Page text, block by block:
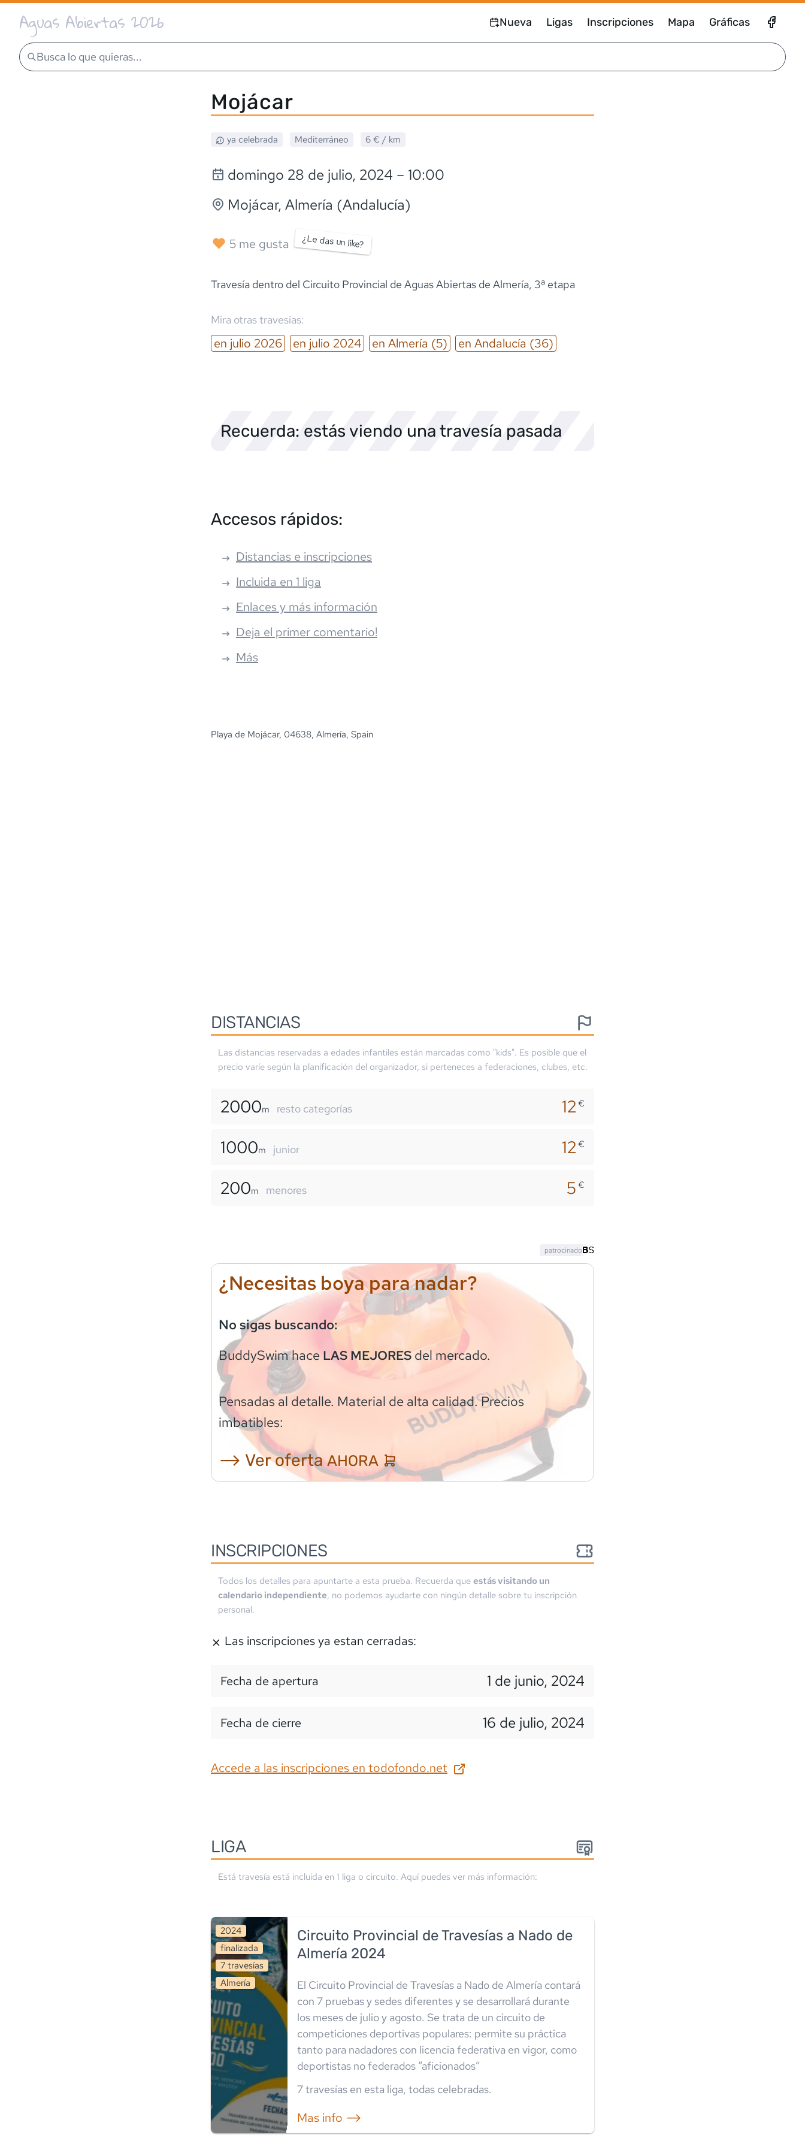
Aguas Abiertas 2026 Nueva Ligas Inscripciones Mapa Gráficas
Busca lo que quieras...
Mojácar
ya celebrada Mediterráneo 6 € / km
domingo 28 de julio, 2024 – 10:00
Mojácar, Almería (Andalucía)
5 me gusta ¿Le das un like?
Travesía dentro del Circuito Provincial de Aguas Abiertas de Almería, 3ª etapa
Mira otras travesías:
en julio 2026 en julio 2024 en Almería (5) en Andalucía (36)
Recuerda: estás viendo una travesía pasada
Accesos rápidos:
Distancias e inscripciones
Incluida en 1 liga
Enlaces y más información
Deja el primer comentario!
Más
Playa de Mojácar, 04638, Almería, Spain
DISTANCIAS
Las distancias reservadas a edades infantiles están marcadas como "kids". Es posible que el
precio varíe según la planificación del organizador, si perteneces a federaciones, clubes, etc.
2000m resto categorías 12€
1000m junior 12€
200m menores 5€
¿Necesitas boya para nadar?
No sigas buscando:
BuddySwimhaceLAS MEJORESdel mercado.
Pensadas al detalle. Material de alta calidad. Precios
imbatibles:
⟶ Ver ofertaAHORA
patrocinado
INSCRIPCIONES
Todos los detalles para apuntarte a esta prueba. Recuerda que estás visitando un
calendario independiente, no podemos ayudarte con ningún detalle sobre tu inscripción
personal.
Las inscripciones ya estan cerradas:
Fecha de apertura 1 de junio, 2024
Fecha de cierre 16 de julio, 2024
Accede a las inscripciones en todofondo.net
LIGA
Está travesía está incluida en 1 liga o circuito. Aquí puedes ver más información:
2024
finalizada
7 travesías
Almería
Circuito Provincial de Travesías a Nado de
Almería 2024
El Circuito Provincial de Travesías a Nado de Almería contará
con 7 pruebas y sedes diferentes y se desarrollará durante
los meses de julio y agosto. Se trata de un circuito de
competiciones deportivas populares: permite su práctica
tanto para nadadores con licencia federativa en vigor, como
deportistas no federados “aficionados”
7travesías en esta liga, todas celebradas.
Mas info ⟶